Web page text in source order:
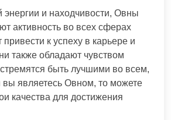
энергии и находчивости, Овны
активность во всех сферах
к успеху в карьере и
также обладают чувством
быть лучшими во всем,
вы являетесь Овном, то можете
качества для достижения